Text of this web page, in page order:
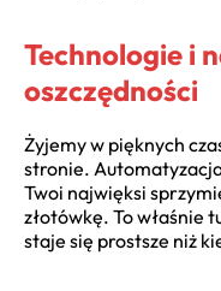
Technologie i
oszczędności
Żyjemy w pięknych
stronie.
Twoi najwięksi
złotówkę. To właśnie
staje się prostsze niż